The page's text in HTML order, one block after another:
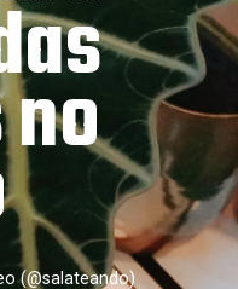
(@salateando)